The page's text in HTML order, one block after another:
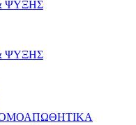
ΨΥΞΗΣ
ΨΥΞΗΣ